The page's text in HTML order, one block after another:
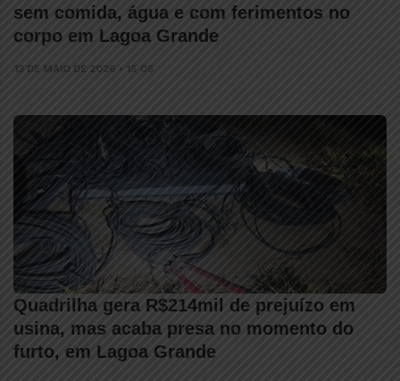
sem comida, água e com ferimentos no
corpo em Lagoa Grande
13 DE MAIO DE 2026 • 15:05
Quadrilha gera R$214mil de prejuízo em
usina, mas acaba presa no momento do
furto, em Lagoa Grande